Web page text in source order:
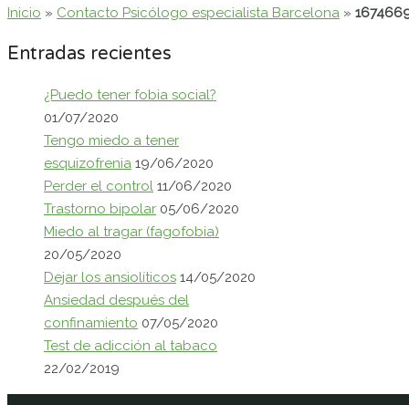
Inicio » Contacto Psicólogo especialista Barcelona »
Entradas recientes
¿Puedo tener fobia social?
01/07/2020
Tengo miedo a tener
esquizofrenia 19/06/2020
Perder el control 11/06/2020
Trastorno bipolar 05/06/2020
Miedo al tragar (fagofobia)
20/05/2020
Dejar los ansiolíticos 14/05/2020
Ansiedad después del
confinamiento 07/05/2020
Test de adicción al tabaco
22/02/2019